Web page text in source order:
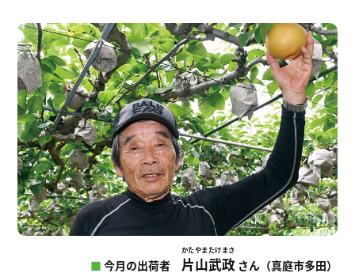
■ 今月の出荷者 片山
かたやま
武政
たけまさ
さん（真庭市多田）